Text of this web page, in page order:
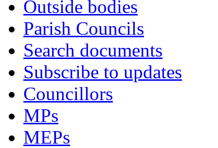
Outside bodies
Parish Councils
Search documents
Subscribe to updates
Councillors
MPs
MEPs